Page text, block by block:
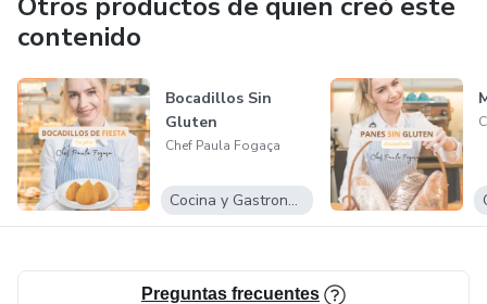
contenido
Bocadillos Sin
Gluten
Chef Paula Fogaça
Cocina y Gastronomía
Preguntas frecuentes